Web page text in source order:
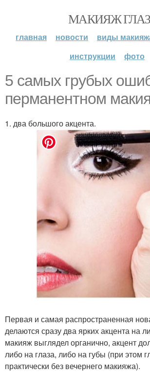
МАКИЯЖ ГЛАЗ
главная новости виды
инструкции
фото
5 самых грубых
перманентном
1. два большого акцента.
Первая и самая распространенная
делаются сразу два ярких акцента на
макияж выглядел органично, акцент
либо на глаза, либо на губы (при этом
практически без вечернего макияжа).